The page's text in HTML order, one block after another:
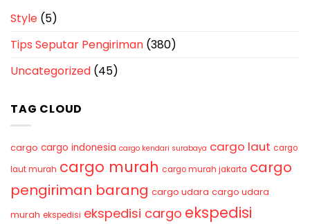
Style (5)
Tips Seputar Pengiriman (380)
Uncategorized (45)
TAG CLOUD
cargo cargo indonesia cargo kendari surabaya cargo laut cargo
laut murah cargo murah cargo murah jakarta cargo
pengiriman barang cargo udara cargo udara
murah ekspedisi ekspedisi cargo ekspedisi